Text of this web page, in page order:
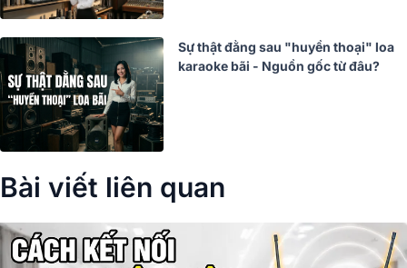
Sự thật đằng sau "huyền thoại" loa
karaoke bãi - Nguồn gốc từ đâu?
Bài viết liên quan